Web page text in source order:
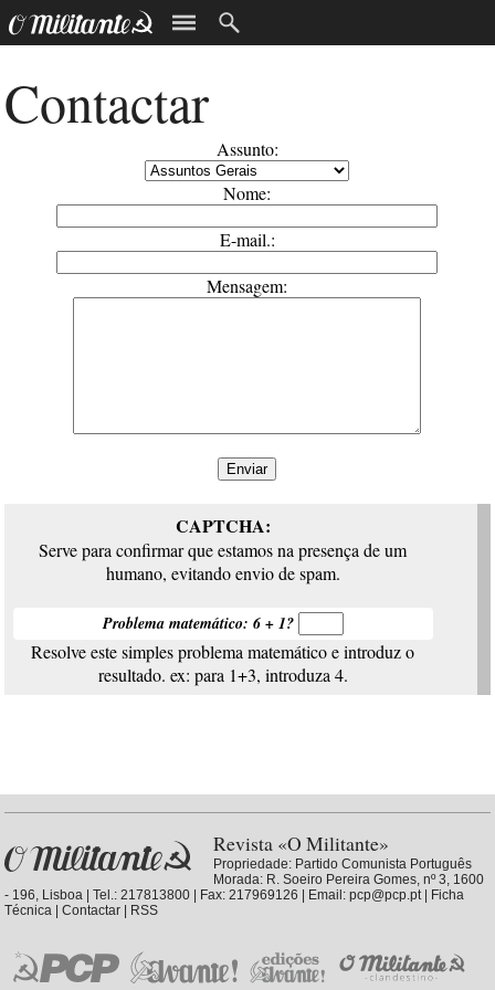
Contactar
Assunto:
Nome:
E-mail.:
Mensagem:
CAPTCHA:
Serve para confirmar que estamos na presença de um
humano, evitando envio de spam.
Problema matemático: 6 + 1?
Resolve este simples problema matemático e introduz o
resultado. ex: para 1+3, introduza 4.
Revista «O Militante»
Propriedade: Partido Comunista Português
Morada: R. Soeiro Pereira Gomes, nº 3, 1600
- 196, Lisboa | Tel.: 217813800 | Fax: 217969126 | Email:pcp@pcp.pt|
Ficha
Técnica |Contactar RSS